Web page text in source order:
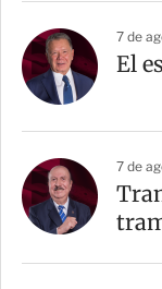
7 de
El
7 de